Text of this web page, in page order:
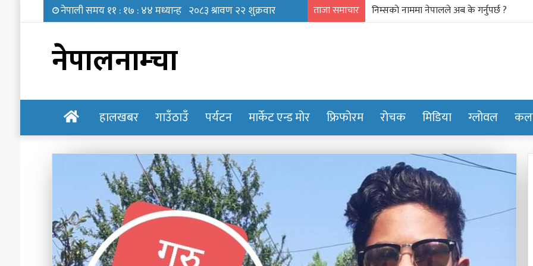
ताजा समाचार गाउँ पर्यटन प्रवर्द्धन मञ्च-नेपालकाे गण्डकी
नेपालनाम्चा
होमपेजहालखबर गाउँठाउँ पर्यटन मार्केट एन्ड मोर फ्रिफोरम रोचक मिडिया ग्लोवल
‘छोरी,
तिमी
के
शालीन
व्यक्तित्व,
सबल
नेतृत्व